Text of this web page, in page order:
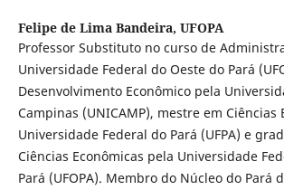
Felipe de Lima Bandeira, UFOPA
Professor Substituto no curso de
Universidade Federal do Oeste do Pará
Desenvolvimento Econômico pela
Campinas (UNICAMP), mestre em Ciências
Universidade Federal do Pará (UFPA) e
Ciências Econômicas pela Universidade
Pará (UFOPA). Membro do Núcleo do Pará